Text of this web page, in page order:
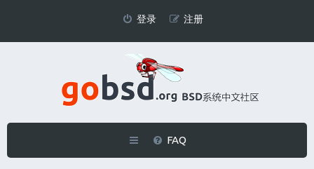
登录 注册
FAQ